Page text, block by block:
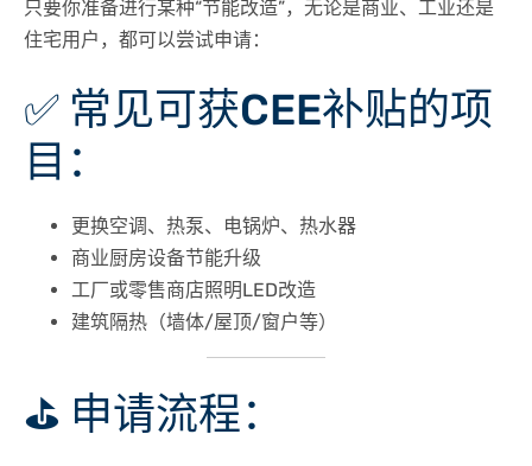
只要你准备进行某种“节能改造”，无论是商业、工业还是
住宅用户，都可以尝试申请：
✅ 常见可获CEE补贴的项
目：
更换空调、热泵、电锅炉、热水器
商业厨房设备节能升级
工厂或零售商店照明LED改造
建筑隔热（墙体/屋顶/窗户等）
⛳ 申请流程：